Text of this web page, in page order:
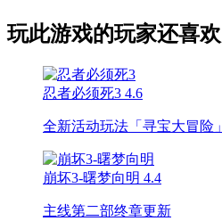
玩此游戏的玩家还喜欢
忍者必须死3 4.6
全新活动玩法「寻宝大冒险」
崩坏3-曙梦向明 4.4
主线第二部终章更新